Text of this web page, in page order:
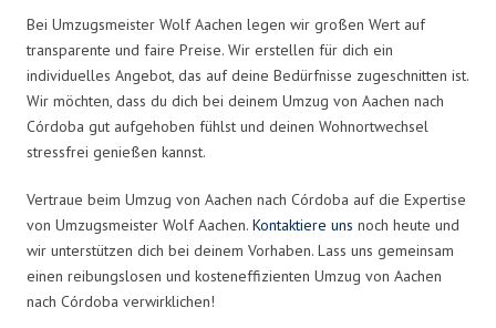
Bei Umzugsmeister Wolf Aachen legen wir großen Wert auf
transparente und faire Preise. Wir erstellen für dich ein
individuelles Angebot, das auf deine Bedürfnisse zugeschnitten ist.
Wir möchten, dass du dich bei deinem Umzug von Aachen nach
Córdoba gut aufgehoben fühlst und deinen Wohnortwechsel
stressfrei genießen kannst.
Vertraue beim Umzug von Aachen nach Córdoba auf die Expertise
von Umzugsmeister Wolf Aachen. Kontaktiere uns noch heute und
wir unterstützen dich bei deinem Vorhaben. Lass uns gemeinsam
einen reibungslosen und kosteneffizienten Umzug von Aachen
nach Córdoba verwirklichen!